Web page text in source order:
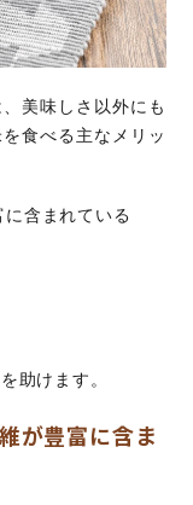
美味しさ以外にも
食べる主なメリッ
含まれている
助けます。
が豊富に含ま